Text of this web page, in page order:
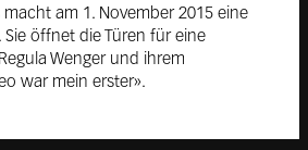
am 1. November 2015 eine
Sie öffnet die Türen für eine
Wenger und ihrem
war mein erster».